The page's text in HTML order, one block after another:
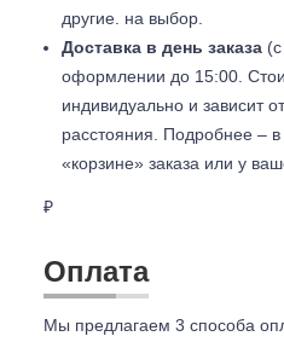
другие. на выбор.
Доставка в день заказа
оформлении до 15:00.
индивидуально и зависит
расстояния. Подробнее –
«корзине» заказа или у
₽
Оплата
Мы предлагаем 3 способа